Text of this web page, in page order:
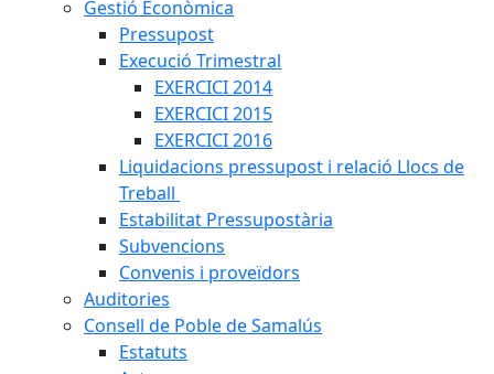
Gestió Econòmica
Pressupost
Execució Trimestral
EXERCICI 2014
EXERCICI 2015
EXERCICI 2016
Liquidacions pressupost i relació Llocs de
Treball
Estabilitat Pressupostària
Subvencions
Convenis i proveïdors
Auditories
Consell de Poble de Samalús
Estatuts